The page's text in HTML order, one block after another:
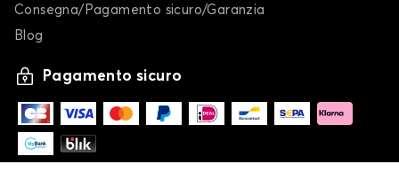
Consegna/Pagamento sicuro/Garanzia
Blog
Pagamento sicuro